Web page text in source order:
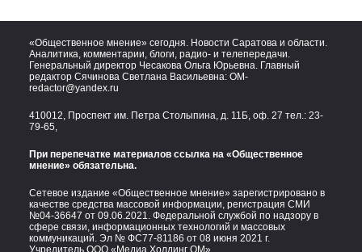
«Общественное мнение» сегодня. Новости Саратова и области.
Аналитика, комментарии, блоги, радио- и телепередачи.
Генеральный директор Чесакова Ольга Юрьевна. Главный
редактор Сячинова Светлана Васильевна: OM-
redactor@yandex.ru
410012, Проспект им. Петра Столыпина, д. 11Б, оф. 27 тел.: 23-
79-65,
При перепечатке материалов ссылка на «Общественное
мнение» обязательна.
Сетевое издание «Общественное мнение» зарегистрировано в
качестве средства массовой информации, регистрация СМИ
№04-36647 от 09.06.2021. Федеральной службой по надзору в
сфере связи, информационных технологий и массовых
коммуникаций. Эл № ФС77-81186 от 08 июня 2021 г.
Учредитель ООО «Медиа Холдинг ОМ»